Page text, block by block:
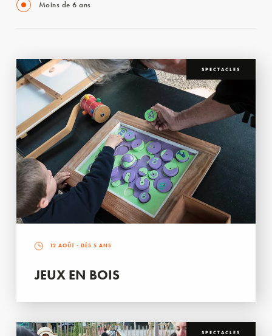
Moins de 6 ans
SPECTACLES
12 AOÛT - DÈS 5 ANS
JEUX EN BOIS
SPECTACLES